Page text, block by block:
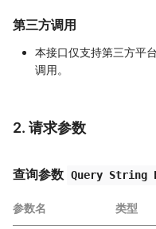
第三方调用
本接口仅支持第三方平
调用。
2. 请求参数
查询参数 Query String
参数名 类型